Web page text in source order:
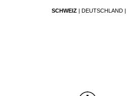
SCHWEIZ | DEUTSCHLAND |